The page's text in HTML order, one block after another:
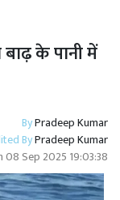
के पानी में
ByPradeep Kumar
ByPradeep Kumar
08 Sep 2025 19:03:38